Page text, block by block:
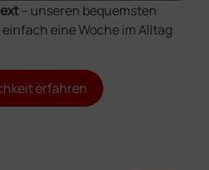
– unseren bequemsten
eine Woche im Alltag
erfahren